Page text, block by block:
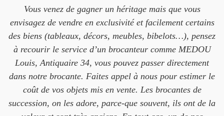
Vous venez de gagner un héritage mais que vous
envisagez de vendre en exclusivité et facilement certains
des biens (tableaux, décors, meubles, bibelots…), pensez
à recourir le service d’un brocanteur comme MEDOU
Louis, Antiquaire 34, vous pouvez passer directement
dans notre brocante. Faites appel à nous pour estimer le
coût de vos objets mis en vente. Les brocantes de
succession, on les adore, parce-que souvent, ils ont de la